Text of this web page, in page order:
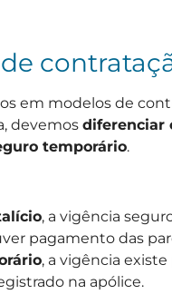
em modelos de
devemos diferenciar
temporário.
, a vigência
pagamento das
, a vigência existe
na apólice.